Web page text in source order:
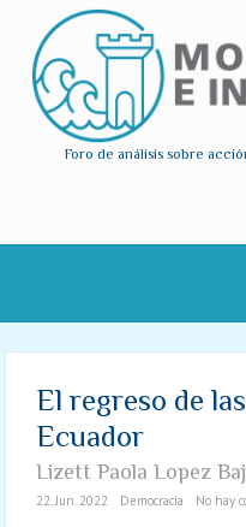
Foro de análisis sobre
El regreso de
Ecuador
Lizett Paola Lopez
22. Jun. 2022 Democracia No hay